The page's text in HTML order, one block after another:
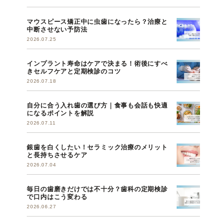
マウスピース矯正中に虫歯になったら？治療と
中断させない予防法
2026.07.25
インプラント寿命はケアで決まる！術後にすべ
きセルフケアと定期検診のコツ
2026.07.18
自分に合う入れ歯の選び方｜食事も会話も快適
になるポイントを解説
2026.07.11
銀歯を白くしたい！セラミック治療のメリット
と長持ちさせるケア
2026.07.04
毎日の歯磨きだけでは不十分？歯科の定期検診
で口内はこう変わる
2026.06.27